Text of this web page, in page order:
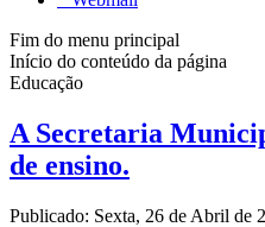
Fim do menu principal
Início do conteúdo da página
Educação
A Secretaria
de ensino.
Publicado: Sexta, 26 de Abril de